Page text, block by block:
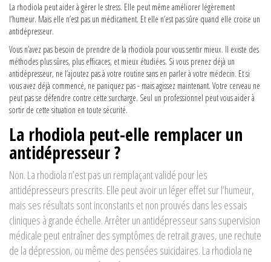
La rhodiola peut aider à gérer le stress. Elle peut même améliorer légèrement
l’humeur. Mais elle n’est pas un médicament. Et elle n’est pas sûre quand elle croise un
antidépresseur.
Vous n’avez pas besoin de prendre de la rhodiola pour vous sentir mieux. Il existe des
méthodes plus sûres, plus efficaces, et mieux étudiées. Si vous prenez déjà un
antidépresseur, ne l’ajoutez pas à votre routine sans en parler à votre médecin. Et si
vous avez déjà commencé, ne paniquez pas - mais agissez maintenant. Votre cerveau ne
peut pas se défendre contre cette surcharge. Seul un professionnel peut vous aider à
sortir de cette situation en toute sécurité.
La rhodiola peut-elle remplacer un
antidépresseur ?
Non. La rhodiola n’est pas un remplaçant validé pour les
antidépresseurs prescrits. Elle peut avoir un léger effet sur l’humeur,
mais ses résultats sont inconstants et non prouvés dans les essais
cliniques à grande échelle. Arrêter un antidépresseur sans supervision
médicale peut entraîner des symptômes de retrait graves, une rechute
de la dépression, ou même des pensées suicidaires. La rhodiola ne